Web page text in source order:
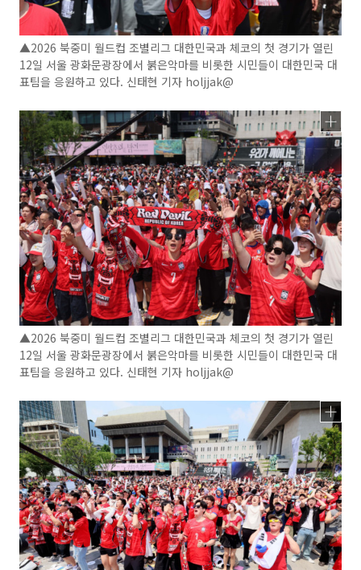
▲2026 북중미 월드컵 조별리그 대한민국과 체코의 첫 경기가 열린
12일 서울 광화문광장에서 붉은악마를 비롯한 시민들이 대한민국 대
표팀을 응원하고 있다. 신태현 기자 holjjak@
▲2026 북중미 월드컵 조별리그 대한민국과 체코의 첫 경기가 열린
12일 서울 광화문광장에서 붉은악마를 비롯한 시민들이 대한민국 대
표팀을 응원하고 있다. 신태현 기자 holjjak@